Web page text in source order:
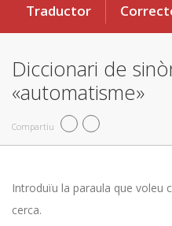
Traductor
Diccionari de
«automatisme»
Compartiu
Introduïu la paraula que voleu
cerca.